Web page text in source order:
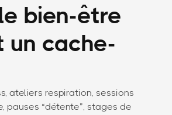
bien-être
un cache-
ateliers respiration, sessions
pauses “détente”, stages de